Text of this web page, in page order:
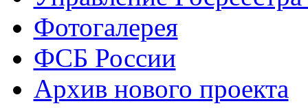
Фотогалерея
ФСБ России
Архив нового проекта